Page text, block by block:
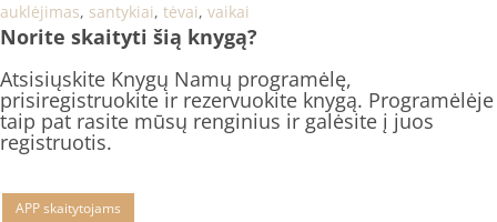
auklėjimas, santykiai, tėvai, vaikai
Norite skaityti šią knygą?
Atsisiųskite Knygų Namų programėlę,
prisiregistruokite ir rezervuokite knygą. Programėlėje
taip pat rasite mūsų renginius ir galėsite į juos
registruotis.
APP skaitytojams